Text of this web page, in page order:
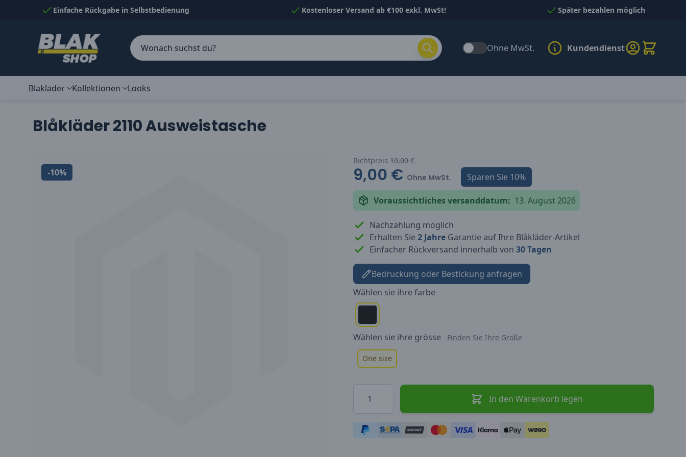
Skip to ContentEinfache Rückgabe in Selbstbedienung Kostenloser Versand ab €100 exkl. MwSt! Später bezahlen möglich
Ohne MwSt. Kundendienst
Blaklader Kollektionen Looks
Blåkläder 2110 Ausweistasche
-10%
Richtpreis 10,00 €
9,00 € Ohne MwSt. Sparen Sie 10%
Voraussichtliches versanddatum: 13. August 2026
Nachzahlung möglich
Erhalten Sie 2 Jahre Garantie auf Ihre Blåkläder-Artikel
Einfacher Rückversand innerhalb von 30 Tagen
Bedruckung oder Bestickung anfragen
Wählen sie ihre farbe
Wählen sie ihre grösse Finden Sie Ihre Größe
One size
In den Warenkorb legen